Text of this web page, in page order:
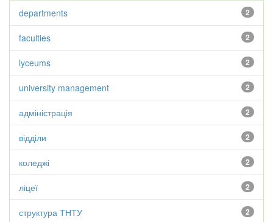
2
departments
2
faculties
2
lyceums
2
university management
2
адміністрація
2
відділи
2
коледжі
2
ліцеї
2
структура ТНТУ